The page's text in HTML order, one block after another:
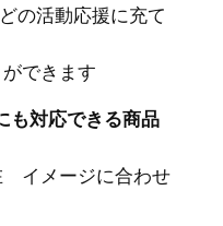
の活動応援に充て
できます
も対応できる商品
イメージに合わせ